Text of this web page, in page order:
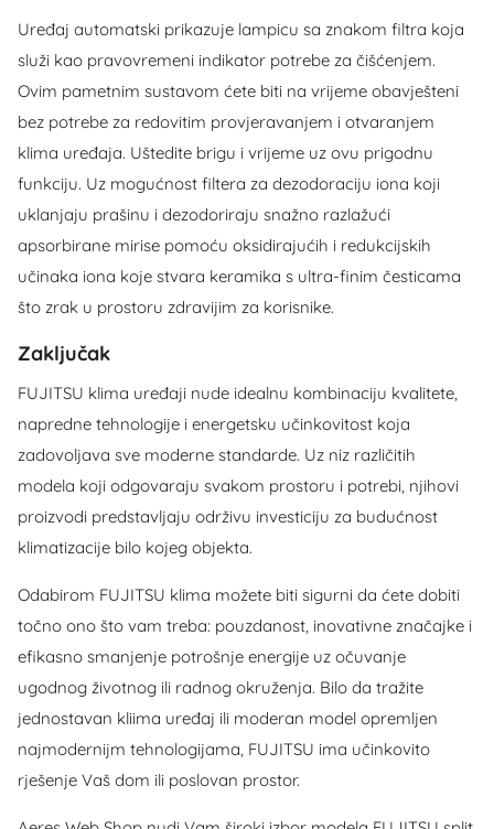
Uređaj automatski prikazuje lampicu sa znakom filtra koja
služi kao pravovremeni indikator potrebe za čišćenjem.
Ovim pametnim sustavom ćete biti na vrijeme obavješteni
bez potrebe za redovitim provjeravanjem i otvaranjem
klima uređaja. Uštedite brigu i vrijeme uz ovu prigodnu
funkciju. Uz mogućnost filtera za dezodoraciju iona koji
uklanjaju prašinu i dezodoriraju snažno razlažući
apsorbirane mirise pomoću oksidirajućih i redukcijskih
učinaka iona koje stvara keramika s ultra-finim česticama
što zrak u prostoru zdravijim za korisnike.
Zaključak
FUJITSU klima uređaji nude idealnu kombinaciju kvalitete,
napredne tehnologije i energetsku učinkovitost koja
zadovoljava sve moderne standarde. Uz niz različitih
modela koji odgovaraju svakom prostoru i potrebi, njihovi
proizvodi predstavljaju održivu investiciju za budućnost
klimatizacije bilo kojeg objekta.
Odabirom FUJITSU klima možete biti sigurni da ćete dobiti
točno ono što vam treba: pouzdanost, inovativne značajke i
efikasno smanjenje potrošnje energije uz očuvanje
ugodnog životnog ili radnog okruženja. Bilo da tražite
jednostavan kliima uređaj ili moderan model opremljen
najmodernijm tehnologijama, FUJITSU ima učinkovito
rješenje Vaš dom ili poslovan prostor.